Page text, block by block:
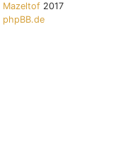
Mazeltof2017
phpBB.de